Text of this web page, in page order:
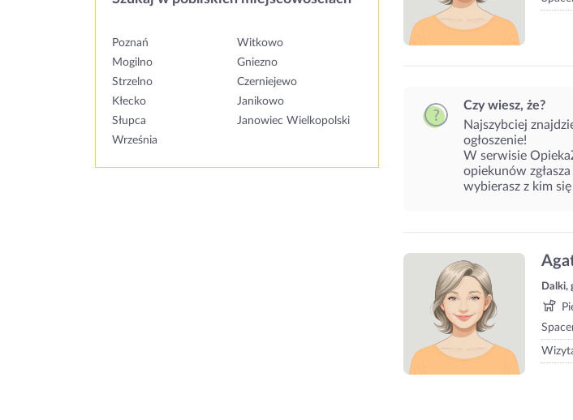
Poznań
Witkowo
Mogilno
Gniezno
Strzelno
Czerniejewo
Kłecko
Janikowo
Słupca
Janowiec Wielkopolski
Września
Czy wiesz, że?
Najszybciej
ogłoszenie!
W serwisie
opiekunów
wybierasz z kim
Dalki,